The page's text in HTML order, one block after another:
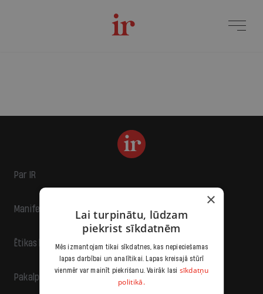
Par IR
Manifests
Ētikas kodekss
Pakalpojumu sniegšanas noteikumi
×
Lai turpinātu, lūdzam
piekrist sīkdatnēm
Mēs izmantojam tikai sīkdatnes, kas nepieciešamas
lapas darbībai un analītikai. Lapas kreisajā stūrī
vienmēr var mainīt piekrišanu. Vairāk lasi sīkdatņu
politikā.